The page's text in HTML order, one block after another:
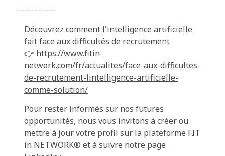
-------------
Découvrez comment l'intelligence artificielle
fait face aux difficultés de recrutement
👉 https://www.fitin-
network.com/fr/actualites/face-aux-difficultes-
de-recrutement-lintelligence-artificielle-
comme-solution/
Pour rester informés sur nos futures
opportunités, nous vous invitons à créer ou
mettre à jour votre profil sur la plateforme FIT
in NETWORK® et à suivre notre page